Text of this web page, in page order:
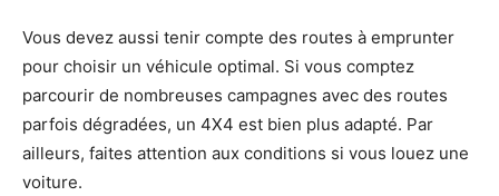
Vous devez aussi tenir compte des routes à emprunter
pour choisir un véhicule optimal. Si vous comptez
parcourir de nombreuses campagnes avec des routes
parfois dégradées, un 4X4 est bien plus adapté. Par
ailleurs, faites attention aux conditions si vous louez une
voiture.